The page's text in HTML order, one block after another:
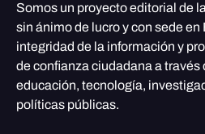
Somos un proyecto editorial de la
sin ánimo de lucro y con sede
integridad de la información y
de confianza ciudadana a través
educación, tecnología,
políticas públicas.